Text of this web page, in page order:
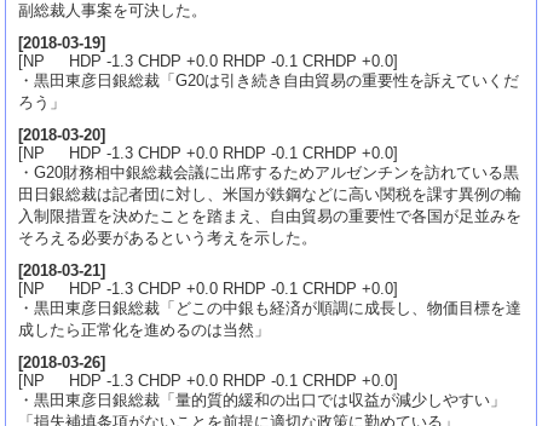
副総裁人事案を可決した。
[2018-03-19]
[NP HDP -1.3 CHDP +0.0 RHDP -0.1 CRHDP +0.0]
・黒田東彦日銀総裁「G20は引き続き自由貿易の重要性を訴えていくだ
ろう」
[2018-03-20]
[NP HDP -1.3 CHDP +0.0 RHDP -0.1 CRHDP +0.0]
・G20財務相中銀総裁会議に出席するためアルゼンチンを訪れている黒
田日銀総裁は記者団に対し、米国が鉄鋼などに高い関税を課す異例の輸
入制限措置を決めたことを踏まえ、自由貿易の重要性で各国が足並みを
そろえる必要があるという考えを示した。
[2018-03-21]
[NP HDP -1.3 CHDP +0.0 RHDP -0.1 CRHDP +0.0]
・黒田東彦日銀総裁「どこの中銀も経済が順調に成長し、物価目標を達
成したら正常化を進めるのは当然」
[2018-03-26]
[NP HDP -1.3 CHDP +0.0 RHDP -0.1 CRHDP +0.0]
・黒田東彦日銀総裁「量的質的緩和の出口では収益が減少しやすい」
「損失補填条項がないことを前提に適切な政策に勤めている」